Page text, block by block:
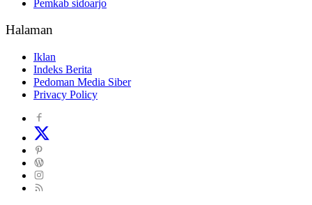
Pemkab sidoarjo
Halaman
Iklan
Indeks Berita
Pedoman Media Siber
Privacy Policy